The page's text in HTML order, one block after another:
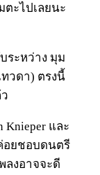
ะไปเลยนะ
ระหว่าง มุม
ทวดา) ตรงนี้
Knieper และ
อยชอบดนตรี
ลงอาจจะดี